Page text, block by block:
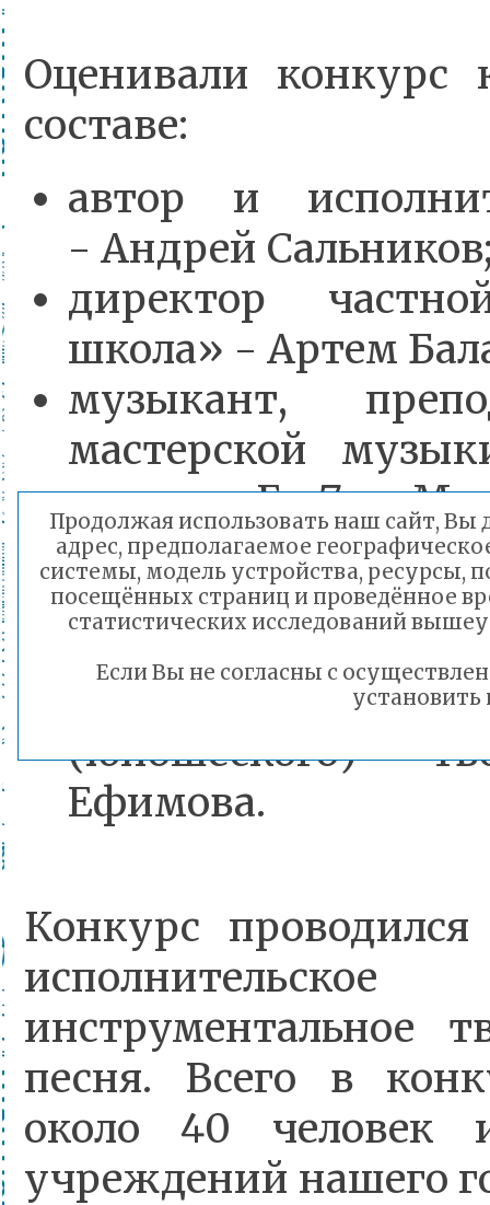
Оценивали
составе:
автор и
- Андрей
директор
школа» - Артем
музыкант,
мастерской
гитары «Em7» -
руководитель
песни, Лауреат
номинации
«Гитара и
(юношеского)
Ефимова.
Конкурс
инструментальное
песня. Всего в
около 40 человек
учреждений нашего
Продолжая использовать наш сайт, Вы
адрес, предполагаемое
системы, модель устройства, ресурсы,
посещённых страниц и проведённое
статистических исследований
Если Вы не согласны с
установить